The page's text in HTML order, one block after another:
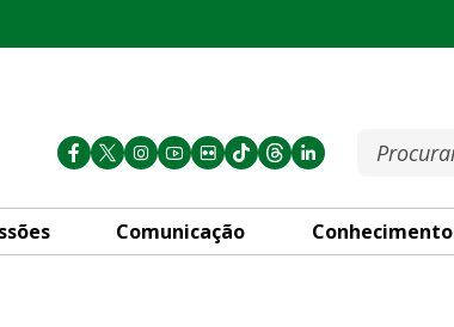
Comunicação Conhecimento